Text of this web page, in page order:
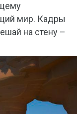
мир. Кадры
на стену –